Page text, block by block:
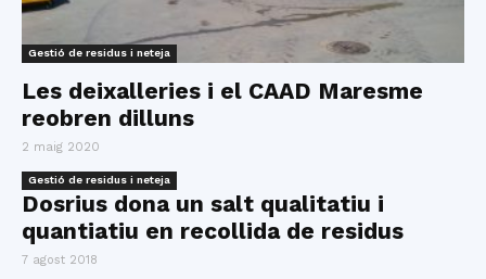
Maresme
Gestió de residus i neteja
Les deixalleries i el CAAD Maresme
reobren dilluns
2 maig 2020
Gestió de residus i neteja
Dosrius dona un salt qualitatiu i
quantiatiu en recollida de residus
7 agost 2018